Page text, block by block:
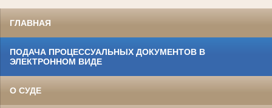
ГЛАВНАЯ
ПОДАЧА ПРОЦЕССУАЛЬНЫХ ДОКУМЕНТОВ В
ЭЛЕКТРОННОМ ВИДЕ
О СУДЕ